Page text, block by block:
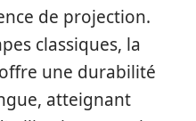
de projection.
classiques, la
une durabilité
atteignant